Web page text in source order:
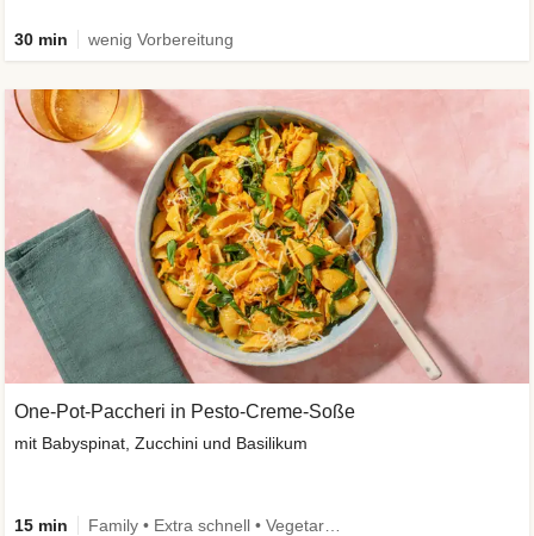
30 min wenig Vorbereitung
One-Pot-Paccheri in Pesto-Creme-Soße
mit Babyspinat, Zucchini und Basilikum
15 min